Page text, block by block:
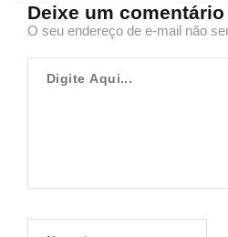
Deixe um comentário
O seu endereço de e-mail não
Aqui...